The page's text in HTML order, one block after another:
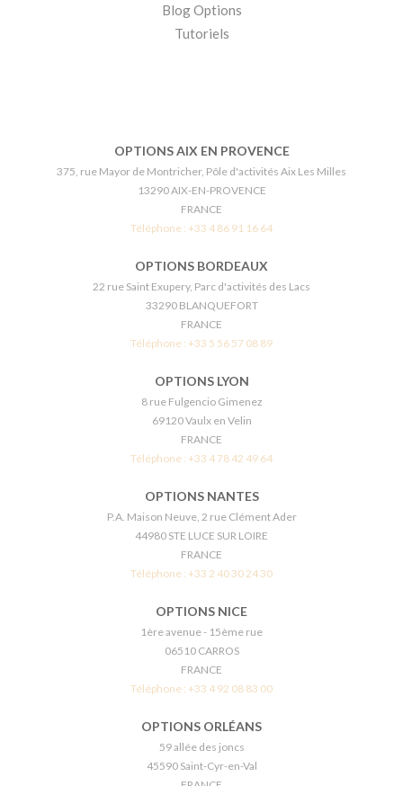
Blog Options
Tutoriels
OPTIONS AIX EN PROVENCE
375, rue Mayor de Montricher, Pôle d'activités Aix Les Milles
13290 AIX-EN-PROVENCE
FRANCE
Téléphone : +33 4 86 91 16 64
OPTIONS BORDEAUX
22 rue Saint Exupery, Parc d'activités des Lacs
33290 BLANQUEFORT
FRANCE
Téléphone : +33 5 56 57 08 89
OPTIONS LYON
8 rue Fulgencio Gimenez
69120 Vaulx en Velin
FRANCE
Téléphone : +33 4 78 42 49 64
OPTIONS NANTES
P.A. Maison Neuve, 2 rue Clément Ader
44980 STE LUCE SUR LOIRE
FRANCE
Téléphone : +33 2 40 30 24 30
OPTIONS NICE
1ère avenue - 15ème rue
06510 CARROS
FRANCE
Téléphone : +33 4 92 08 83 00
OPTIONS ORLÉANS
59 allée des joncs
45590 Saint-Cyr-en-Val